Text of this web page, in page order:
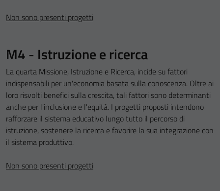
Non sono presenti progetti
M4 - Istruzione e ricerca
La quarta Missione, Istruzione e Ricerca, incide su fattori
indispensabili per un'economia basata sulla conoscenza. Oltre ai
loro risvolti benefici sulla crescita, tali fattori sono determinanti
anche per l'inclusione e l'equità. I progetti proposti intendono
rafforzare il sistema educativo lungo tutto il percorso di
istruzione, sostenere la ricerca e favorire la sua integrazione con
il sistema produttivo.
Non sono presenti progetti